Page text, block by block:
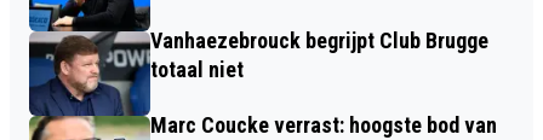
Vanhaezebrouck begrijpt Club Brugge
totaal niet
Marc Coucke verrast: hoogste bod van